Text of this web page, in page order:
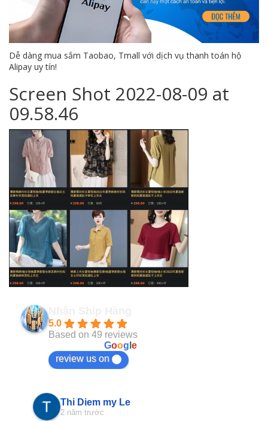
Dễ dàng mua sắm Taobao, Tmall với dịch vụ thanh toán hộ
Alipay uy tín!
Screen Shot 2022-08-09 at
09.58.46
5.0
Based on 49 reviews
Goog e
review us on
VanUt Ho
2 năm trước